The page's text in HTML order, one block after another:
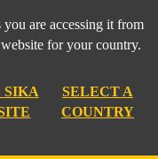
are accessing it from
for your country.
SIKA
SELECT A
COUNTRY
Pintores